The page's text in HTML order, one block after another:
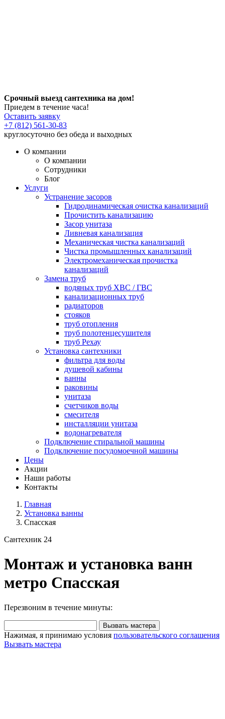
Срочный выезд сантехника на дом!
Приедем в течение часа!
Оставить заявку
+7 (812) 561-30-83
круглосуточно без обеда и выходных
О компании
О компании
Сотрудники
Блог
Услуги
Устранение засоров
Гидродинамическая очистка канализаций
Прочистить канализацию
Засор унитаза
Ливневая канализация
Механическая чистка канализаций
Чистка промышленных канализаций
Электромеханическая прочистка
канализаций
Замена труб
водяных труб ХВС / ГВС
канализационных труб
радиаторов
стояков
труб отопления
труб полотенцесушителя
труб Рехау
Установка сантехники
фильтра для воды
душевой кабины
ванны
раковины
унитаза
счетчиков воды
смесителя
инсталляции унитаза
водонагревателя
Подключение стиральной машины
Подключение посудомоечной машины
Цены
Акции
Наши работы
Контакты
Главная
Установка ванны
Спасская
Сантехник 24
Монтаж и установка ванн
метро Спасская
Перезвоним в течение минуты:
Вызвать мастера
Нажимая, я принимаю условия пользовательского соглашения
Вызвать мастера